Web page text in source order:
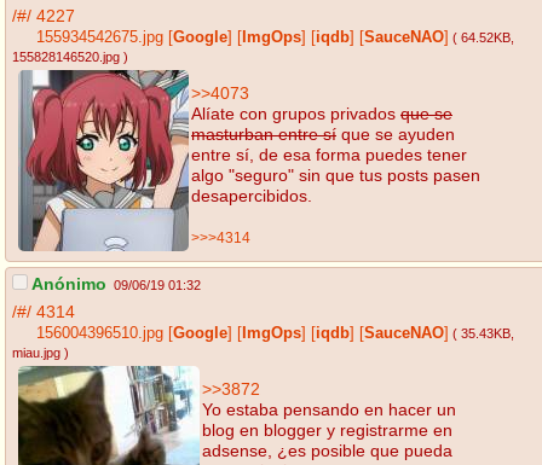
/#/ 4227
155934542675.jpg Google ImgOps iqdb SauceNAO ( 64.52KB
155828146520.jpg )
>>4073
Alíate con grupos privados que se
masturban entre sí que se ayuden
entre sí, de esa forma puedes tener
algo "seguro" sin que tus posts pasen
desapercibidos.
>>>4314
Anónimo 09/06/19 01:32
/#/ 4314
156004396510.jpg Google ImgOps iqdb SauceNAO ( 35.43KB
miau.jpg )
>>3872
Yo estaba pensando en hacer un
blog en blogger y registrarme en
adsense, ¿es posible que pueda